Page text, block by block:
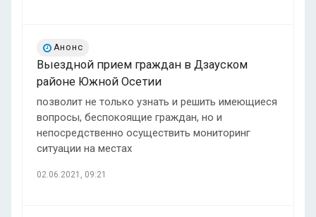
Анонс
Выездной прием граждан в Дзауском
районе Южной Осетии
позволит не только узнать и решить имеющиеся
вопросы, беспокоящие граждан, но и
непосредственно осуществить мониторинг
ситуации на местах
02.06.2021, 09:21